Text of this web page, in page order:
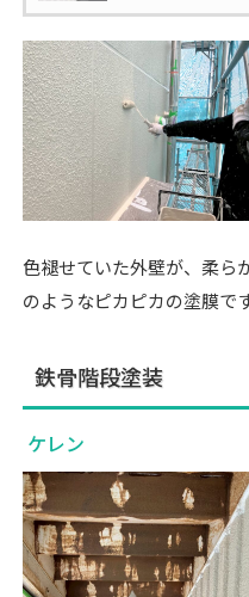
色褪せていた外壁が、柔ら
のようなピカピカの塗膜です
鉄骨階段塗装
ケレン